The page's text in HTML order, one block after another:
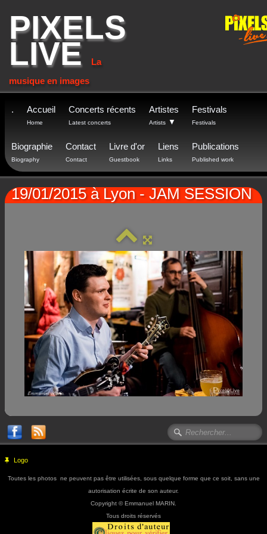
PIXELS
LIVELa
musique en images
. Accueil
Home
Concerts récents
Latest concerts
Artistes
Artists ▼
Festivals
Festivals
Biographie
Biography
Contact
Contact
Livre d'or
Guestbook
Liens
Links
Publications
Published work
19/01/2015 à Lyon - JAM SESSION
Logo
Toutes les photos ne peuvent pas être utilisées, sous quelque forme que ce soit, sans une
autorisation écrite de son auteur.
Copyright © Emmanuel MARIN.
Tous droits réservés